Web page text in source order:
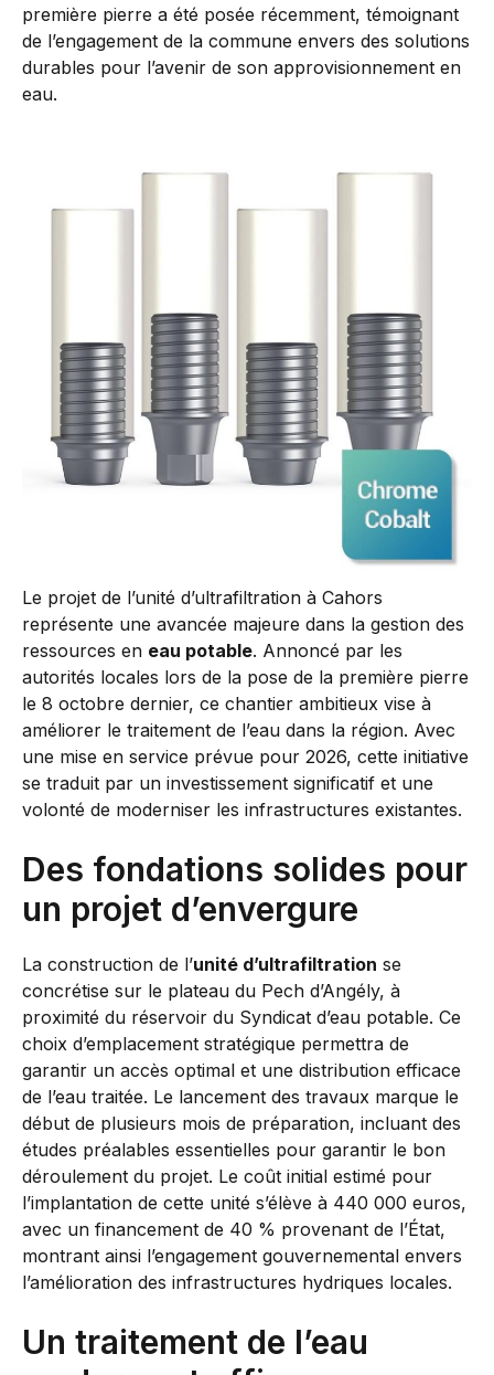
première pierre a été posée récemment, témoignant
de l’engagement de la commune envers des solutions
durables pour l’avenir de son approvisionnement en
eau.
Le projet de l’unité d’ultrafiltration à Cahors
représente une avancée majeure dans la gestion des
ressources en eau potable. Annoncé par les
autorités locales lors de la pose de la première pierre
le 8 octobre dernier, ce chantier ambitieux vise à
améliorer le traitement de l’eau dans la région. Avec
une mise en service prévue pour 2026, cette initiative
se traduit par un investissement significatif et une
volonté de moderniser les infrastructures existantes.
Des fondations solides pour
un projet d’envergure
La construction de l’unité d’ultrafiltration se
concrétise sur le plateau du Pech d’Angély, à
proximité du réservoir du Syndicat d’eau potable. Ce
choix d’emplacement stratégique permettra de
garantir un accès optimal et une distribution efficace
de l’eau traitée. Le lancement des travaux marque le
début de plusieurs mois de préparation, incluant des
études préalables essentielles pour garantir le bon
déroulement du projet. Le coût initial estimé pour
l’implantation de cette unité s’élève à 440 000 euros,
avec un financement de 40 % provenant de l’État,
montrant ainsi l’engagement gouvernemental envers
l’amélioration des infrastructures hydriques locales.
Un traitement de l’eau